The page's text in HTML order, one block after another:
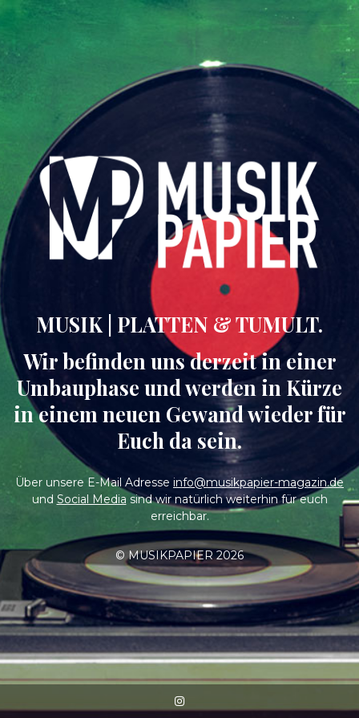
MUSIK | PLATTEN & TUMULT.
Wir befinden uns derzeit in einer
Umbauphase und werden in Kürze
in einem neuen Gewand wieder für
Euch da sein.
Über unsere E-Mail Adresse info@musikpapier-magazin.de
und Social Media sind wir natürlich weiterhin für euch
erreichbar.
© MUSIKPAPIER 2026